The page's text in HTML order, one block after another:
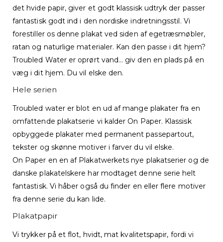
det hvide papir, giver et godt klassisk udtryk der passer
fantastisk godt ind i den nordiske indretningsstil. Vi
forestiller os denne plakat ved siden af egetræsmøbler,
ratan og naturlige materialer. Kan den passe i dit hjem?
Troubled Water er oprørt vand… giv den en plads på en
væg i dit hjem. Du vil elske den.
Hele serien
Troubled water er blot en ud af mange plakater fra en
omfattende plakatserie vi kalder On Paper. Klassisk
opbyggede plakater med permanent passepartout,
tekster og skønne motiver i farver du vil elske.
On Paper en en af Plakatwerkets nye plakatserier og de
danske plakatelskere har modtaget denne serie helt
fantastisk. Vi håber også du finder en eller flere motiver
fra denne serie du kan lide.
Plakatpapir
Vi trykker på et flot, hvidt, mat kvalitetspapir, fordi vi